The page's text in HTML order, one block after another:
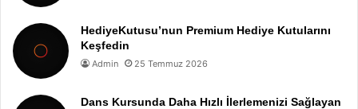
HediyeKutusu’nun Premium Hediye Kutularını
Keşfedin
Admin 25 Temmuz 2026
Dans Kursunda Daha Hızlı İlerlemenizi Sağlayan